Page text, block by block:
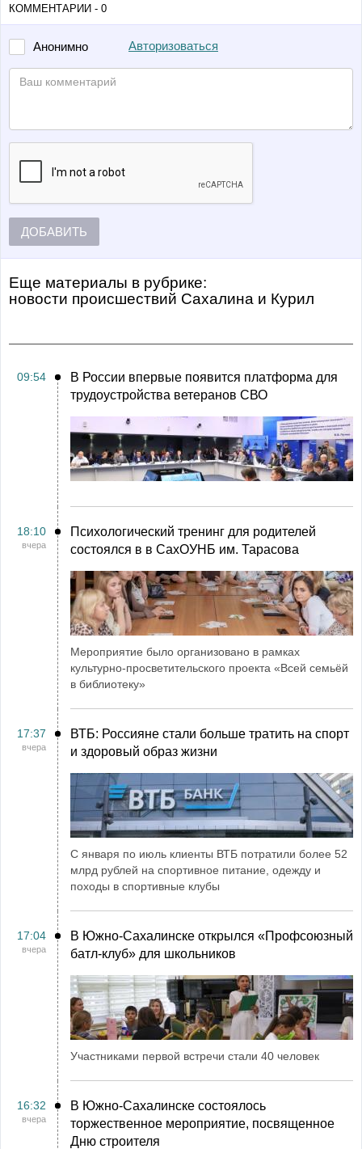
КОММЕНТАРИИ - 0
Анонимно Авторизоваться
ДОБАВИТЬ
Еще материалы в рубрике:
Новости происшествий Сахалина и Курил
09:54
В России впервые появится платформа для
трудоустройства ветеранов СВО
18:10
вчера
Психологический тренинг для родителей
состоялся в в СахОУНБ им. Тарасова
Мероприятие было организовано в рамках
культурно-просветительского проекта «Всей семьёй
в библиотеку»
17:37
вчера
ВТБ: Россияне стали больше тратить на спорт
и здоровый образ жизни
С января по июль клиенты ВТБ потратили более 52
млрд рублей на спортивное питание, одежду и
походы в спортивные клубы
17:04
вчера
В Южно-Сахалинске открылся «Профсоюзный
батл-клуб» для школьников
Участниками первой встречи стали 40 человек
16:32
вчера
В Южно-Сахалинске состоялось
торжественное мероприятие, посвященное
Дню строителя